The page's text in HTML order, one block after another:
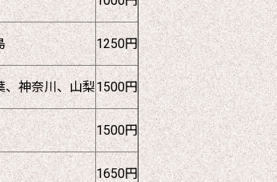
1250円
、神奈川、山梨1500円
1500円
1650円